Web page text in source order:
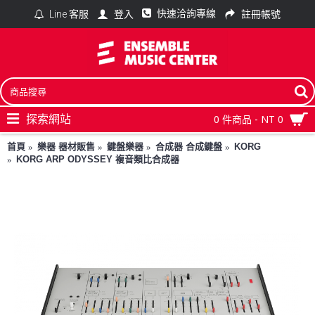
Line 客服 登入 快速洽詢專線 註冊帳號
0 件商品 - NT 0
探索網站
首頁 樂器 器材販售 鍵盤樂器 合成器 合成鍵盤
KORG
KORG ARP ODYSSEY 複音類比合成器